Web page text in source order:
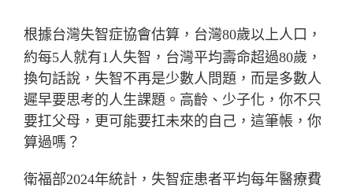
根據台灣失智症協會估算，台灣80歲以上人口，
約每5人就有1人失智，台灣平均壽命超過80歲，
換句話說，失智不再是少數人問題，而是多數人
遲早要思考的人生課題。高齡、少子化，你不只
要扛父母，更可能要扛未來的自己，這筆帳，你
算過嗎？
衛福部2024年統計，失智症患者平均每年醫療費